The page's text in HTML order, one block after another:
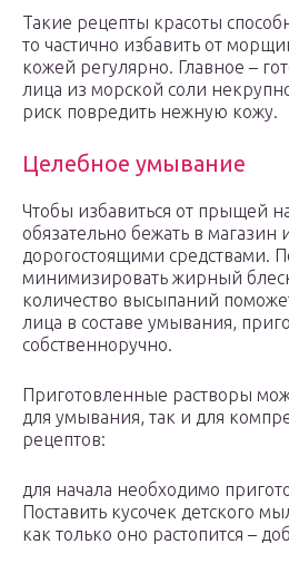
Такие рецепты красоты
то частично избавить от
кожей регулярно. Главное –
лица из морской соли
риск повредить нежную кожу.
Целебное умывание
Чтобы избавиться от прыщей
обязательно бежать в магазин
дорогостоящими средствами.
минимизировать жирный
количество высыпаний
лица в составе умывания,
собственноручно.
Приготовленные растворы
для умывания, так и для
рецептов:
для начала необходимо
Поставить кусочек детского
как только оно растопится –